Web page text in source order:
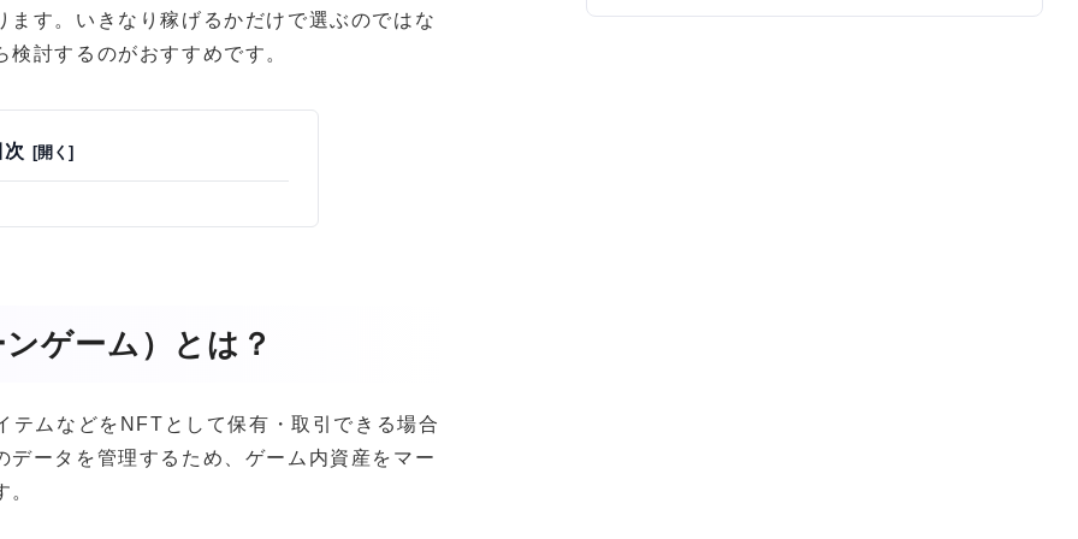
す。いきなり稼げるかだけで選ぶのではな
討するのがおすすめです。
次
ゲーム）とは？
ムなどをNFTとして保有・取引できる場合
ータを管理するため、ゲーム内資産をマー